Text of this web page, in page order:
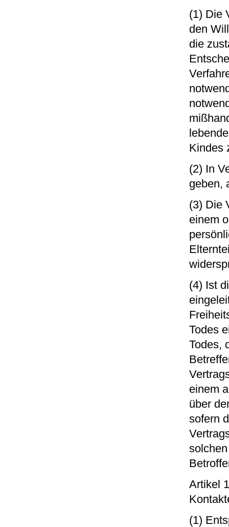
(1) Die
den
die
Kindes
(2) In
geben,
(3) Die
einem
(4) Ist
Todes
Todes,
einem
über
sofern
Artikel
(1)